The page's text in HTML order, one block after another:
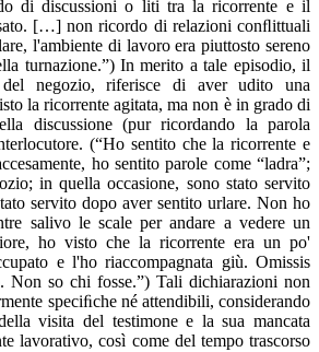
di discussioni o liti tra la ricorrente e il
[…] non ricordo di relazioni conﬂittuali
l'ambiente di lavoro era piuttosto sereno
turnazione.”) In merito a tale episodio, il
del negozio, riferisce di aver udito una
la ricorrente agitata, ma non è in grado di
discussione (pur ricordando la parola
(“Ho sentito che la ricorrente e
ho sentito parole come “ladra”;
in quella occasione, sono stato servito
servito dopo aver sentito urlare. Non ho
salivo le scale per andare a vedere un
ho visto che la ricorrente era un po'
e l'ho riaccompagnata giù. Omissis
Non so chi fosse.”) Tali dichiarazioni non
speciﬁche né attendibili, considerando
visita del testimone e la sua mancata
lavorativo, così come del tempo trascorso